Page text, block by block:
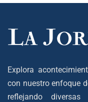
Explora
con nuestro enfoque
reflejando diversas